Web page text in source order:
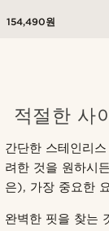
154,490원
적절한 사
간단한 스테인리
려한 것을 원하시
은), 가장 중요한
완벽한 핏을 찾는